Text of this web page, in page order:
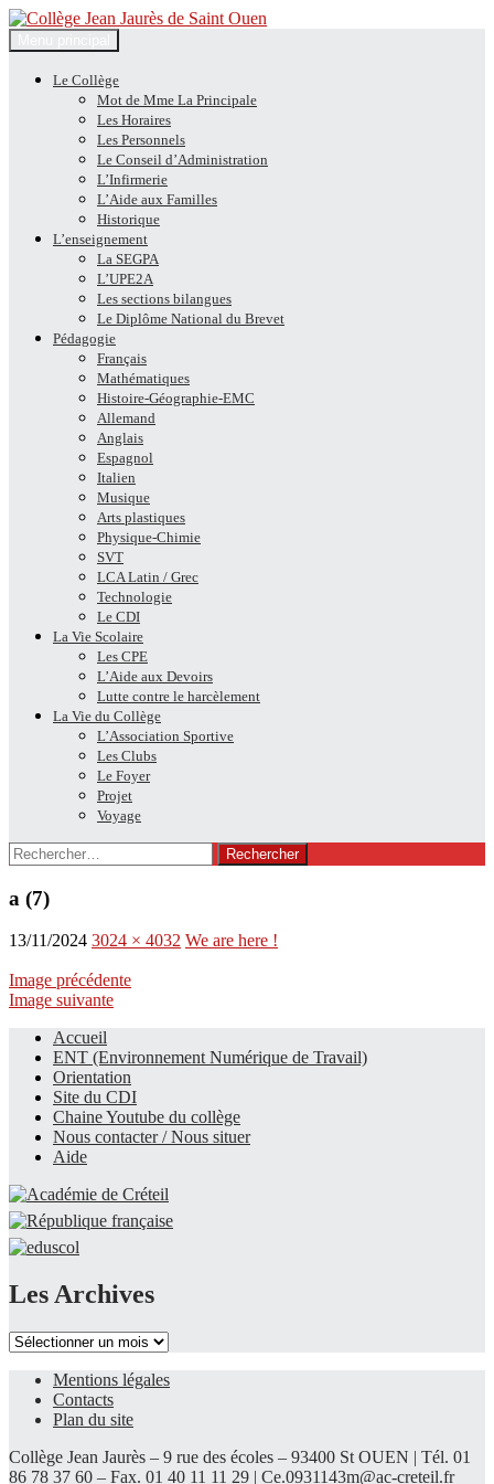
Collège Jean Jaurès de Saint
Ouen
Recherche
au
contenu
Le Collège
Mot de Mme La Principale
Les Horaires
Les Personnels
Le Conseil d’Administration
L’Infirmerie
L’Aide aux Familles
Historique
L’enseignement
La SEGPA
L’UPE2A
Les sections bilangues
Le Diplôme National du Brevet
Pédagogie
Français
Mathématiques
Histoire-Géographie-EMC
Allemand
Anglais
Espagnol
Italien
Musique
Arts plastiques
Physique-Chimie
SVT
LCA Latin / Grec
Technologie
Le CDI
La Vie Scolaire
Les CPE
L’Aide aux Devoirs
Lutte contre le harcèlement
La Vie du Collège
L’Association Sportive
Les Clubs
Le Foyer
Projet
Voyage
Rechercher :
a (7)
13/11/2024 3024 × 4032 We are here !
Image précédente
Image suivante
Le site du collège
Accueil
ENT (Environnement Numérique de Travail)
Orientation
Site du CDI
Chaine Youtube du collège
Nous contacter / Nous situer
Aide
Les Archives
Les
Mentions légales
Contacts
Plan du site
Collège Jean Jaurès – 9 rue des écoles – 93400 St OUEN | Tél. 01
86 78 37 60 – Fax. 01 40 11 11 29 | Ce.0931143m@ac-creteil.fr